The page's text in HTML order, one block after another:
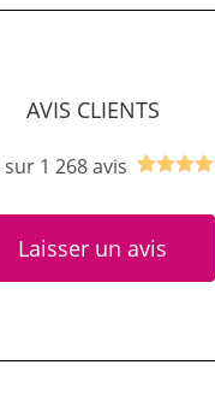
AVIS CLIENTS
sur 1 268 avis
sur 5
basé sur
Laisser un avis